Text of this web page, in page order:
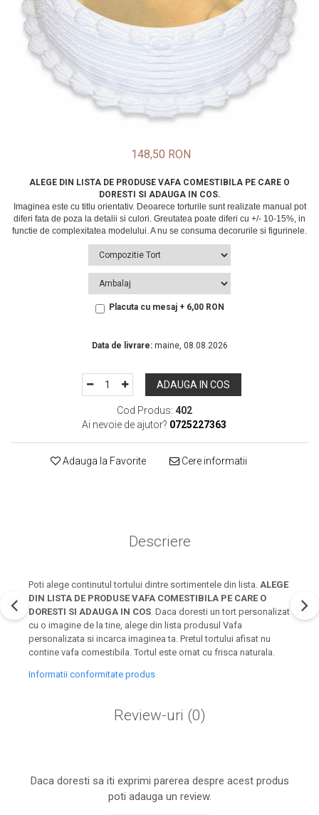
148,50 RON
ALEGE DIN LISTA DE PRODUSE VAFA COMESTIBILA PE CARE O
DORESTI SI ADAUGA IN COS.
Placuta cu mesaj + 6,00 RON
Data de livrare:maine, 08.08.2026
ADAUGA IN COS
Cod Produs: 402
Ai nevoie de ajutor? 0725227363
Adauga la Favorite Cere informatii
Descriere
Poti alege continutul tortului dintre sortimentele din lista. ALEGE
DIN LISTA DE PRODUSE VAFA COMESTIBILA PE CARE O
DORESTI SI ADAUGA IN COS. Daca doresti un tort personalizat
cu o imagine de la tine, alege din lista produsul Vafa
personalizata si incarca imaginea ta. Pretul tortului afisat nu
contine vafa comestibila. Tortul este ornat cu frisca naturala.
Informatii conformitate produs
Review-uri (0)
Daca doresti sa iti exprimi parerea despre acest produs
poti adauga un review.